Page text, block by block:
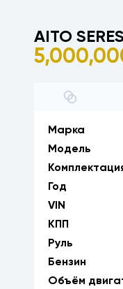
AITO SERES
Марка
Модель
Год
VIN
КПП
Руль
Бензин
Объём